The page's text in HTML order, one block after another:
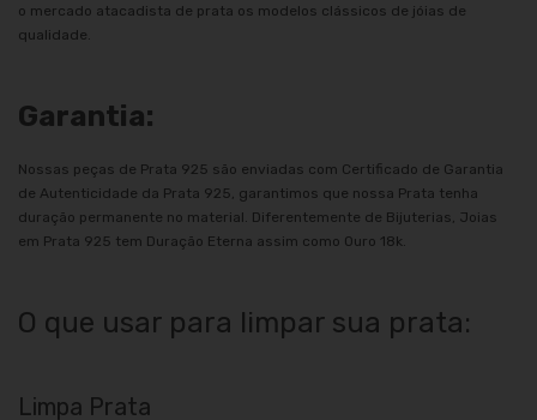
o mercado atacadista de prata os modelos clássicos de jóias de
qualidade.
Garantia:
Nossas peças de Prata 925 são enviadas com Certificado de Garantia
de Autenticidade da Prata 925, garantimos que nossa Prata tenha
duração permanente no material. Diferentemente de Bijuterias, Joias
em Prata 925 tem Duração Eterna assim como Ouro 18k.
O que usar para limpar sua prata:
Limpa Prata